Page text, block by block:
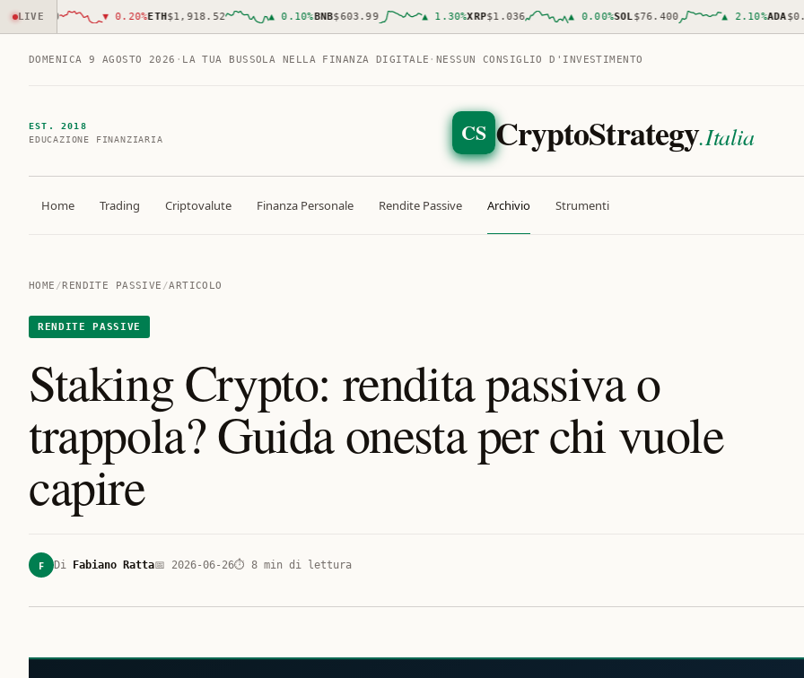
LIVE ▼ 0.20%ETH$1,918.52 ▲ 0.10 % BNB$603.99 ▲ 1.30 %XRP$1.036 ▲ 0.00%SOL$76.400 ▲ 2.10% ADA
DOMENICA 9 AGOSTO 2026 · LA TUA BUSSOLA NELLA FINANZA DIGITALE · NESSUN CONSIGLIO D'INVESTIMENTO
EST. 2018
EDUCAZIONE FINANZIARIA
CS CryptoStrategy.Italia
Home Trading Criptovalute Finanza Personale Rendite Passive Archivio Strumenti
HOME /RENDITE PASSIVE /ARTICOLO
RENDITE PASSIVE
Staking Crypto: rendita passiva o
trappola? Guida onesta per chi vuole
capire
F Di Fabiano Ratta📅 2026-06-26⏱ 8 min di lettura